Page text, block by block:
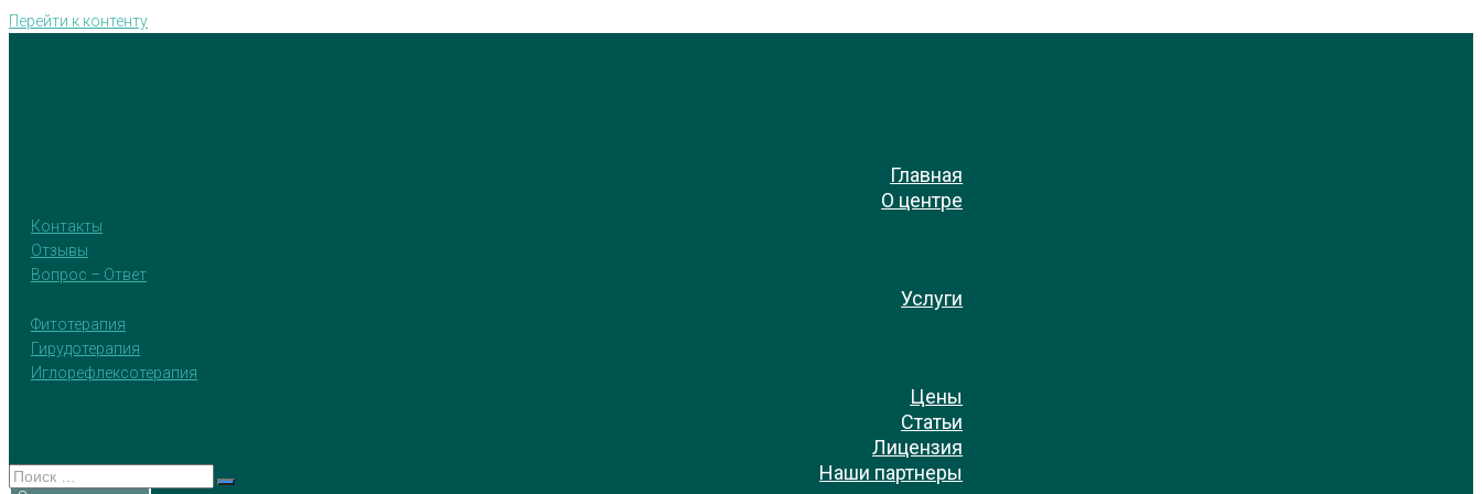
Перейти к контенту
Главная
О центре
Контакты
Отзывы
Вопрос – Ответ
Услуги
Фитотерапия
Гирудотерапия
Иглорефлексотерапия
Цены
Статьи
Лицензия
Наши партнеры